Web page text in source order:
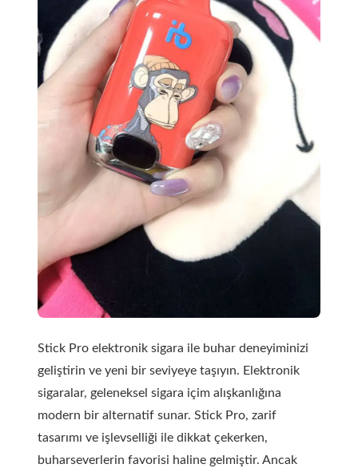
Stick Pro elektronik sigara ile buhar deneyiminizi
geliştirin ve yeni bir seviyeye taşıyın. Elektronik
sigaralar, geleneksel sigara içim alışkanlığına
modern bir alternatif sunar. Stick Pro, zarif
tasarımı ve işlevselliği ile dikkat çekerken,
buharseverlerin favorisi haline gelmiştir. Ancak